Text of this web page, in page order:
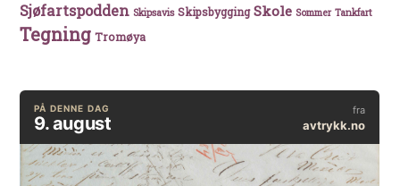
Sjøfartspodden Skipsavis Skipsbygging Skole Sommer Tankfart
Tegning Tromøya